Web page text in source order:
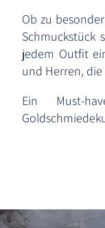
Ob zu
Schmuckstück
jedem Outfit
und Herren,
Ein Must-